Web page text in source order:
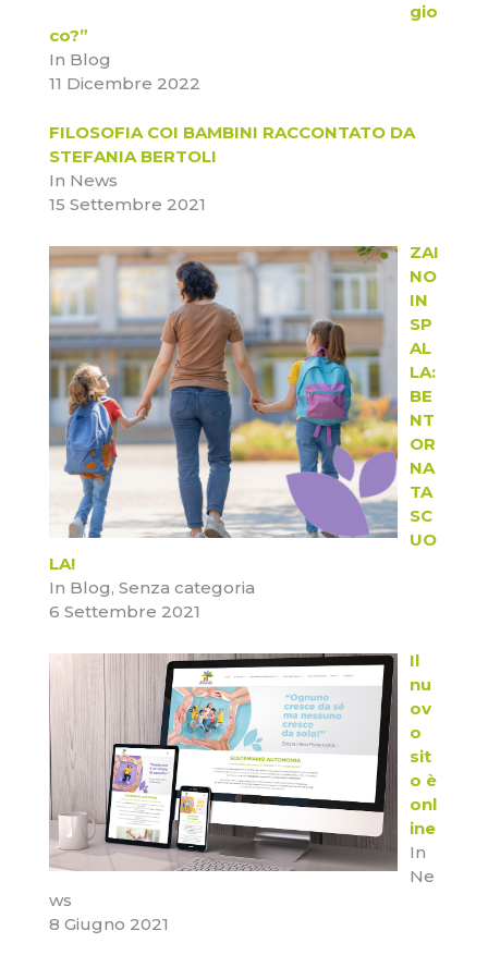
gio
co?”
In Blog
11 Dicembre 2022
FILOSOFIA COI BAMBINI RACCONTATO DA
STEFANIA BERTOLI
In News
15 Settembre 2021
ZAI
NO
IN
SP
AL
LA:
BE
NT
OR
NA
TA
SC
UO
LA!
In Blog, Senza categoria
6 Settembre 2021
Il
nu
ov
o
sit
o è
onl
ine
In
Ne
ws
8 Giugno 2021